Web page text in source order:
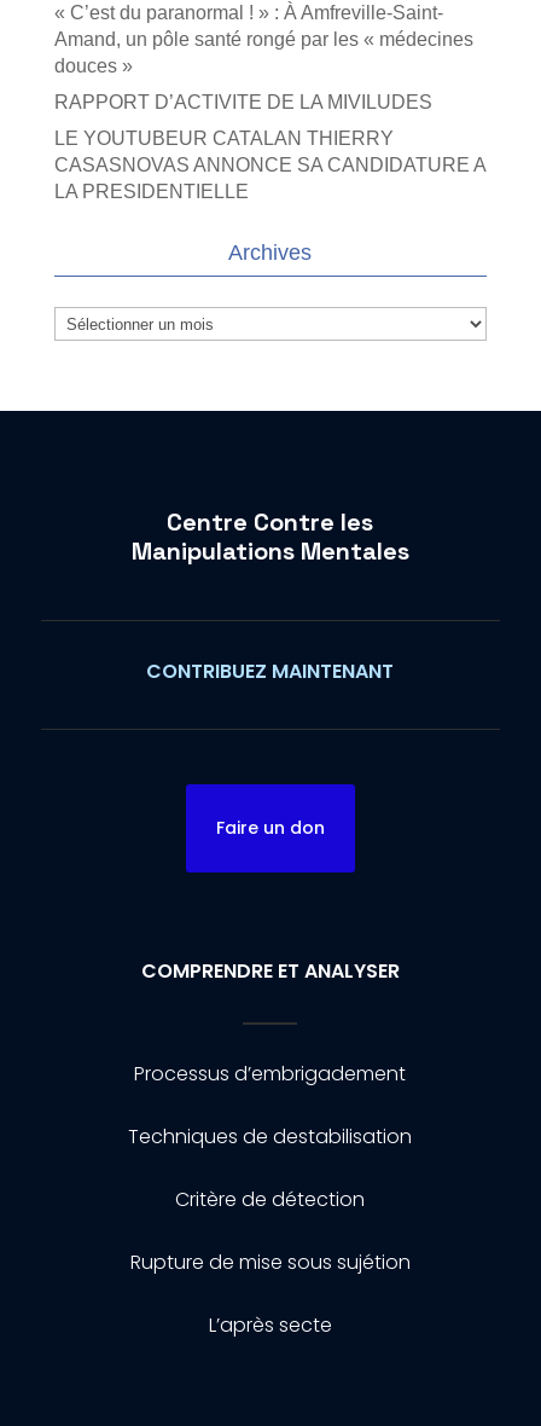
« C’est du paranormal ! » : À Amfreville-Saint-
Amand, un pôle santé rongé par les « médecines
douces »
RAPPORT D’ACTIVITE DE LA MIVILUDES
LE YOUTUBEUR CATALAN THIERRY
CASASNOVAS ANNONCE SA CANDIDATURE A
LA PRESIDENTIELLE
Archives
Archives
Centre Contre les
Manipulations Mentales
CONTRIBUEZ MAINTENANT
Faire un don
COMPRENDRE ET ANALYSER
Processus d’embrigadement
Techniques de destabilisation
Critère de détection
Rupture de mise sous sujétion
L’après secte